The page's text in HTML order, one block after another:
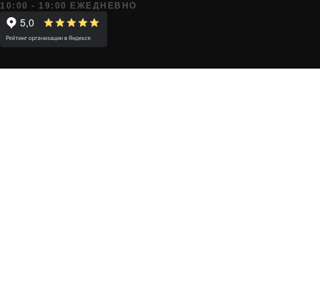
10:00 - 19:00 ЕЖЕДНЕВНО